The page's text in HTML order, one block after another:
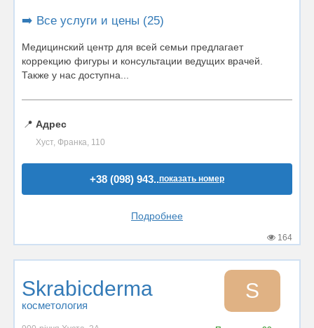
➡️ Все услуги и цены (25)
Медицинский центр для всей семьи предлагает
коррекцию фигуры и консультации ведущих врачей.
Также у нас доступна...
📍 Адрес
Хуст, Франка, 110
+38 (098) 943..показать номер
Подробнее
164
Skrabicderma
косметология
S